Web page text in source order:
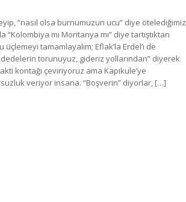
“nasıl olsa burnumuzun ucu” diye ötelediğimiz
“Kolombiya mı Moritanya mı” diye tartıştıktan
üçlemeyi tamamlayalım; Eflak’la Erdel’i de
dedelerin torunuyuz, gideriz yollarından” diyerek
kontağı çeviriyoruz ama Kapıkule’ye
veriyor insana. “Boşverin” diyorlar, […]